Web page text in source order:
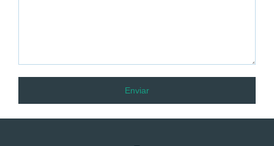
Enviar